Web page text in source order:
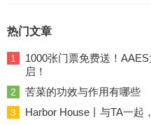
热门文章
1
1000张门票免费送！
启！
2 苦菜的功效与作用有哪些
3 Harbor House丨与TA一起